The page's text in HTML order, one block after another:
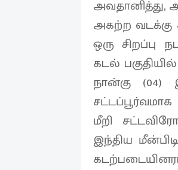
அவதானித்து,
அகற்ற
ஒரு
கடல்
நான்கு
மீறி
இந்திய